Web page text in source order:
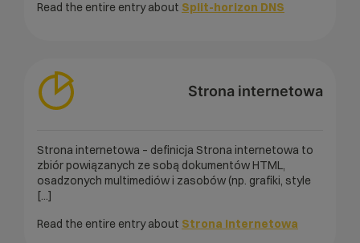
Read the entire entry about Split-horizon DNS
Strona internetowa
Strona internetowa – definicja Strona internetowa to
zbiór powiązanych ze sobą dokumentów HTML,
osadzonych multimediów i zasobów (np. grafiki, style
[...]
Read the entire entry about Strona internetowa